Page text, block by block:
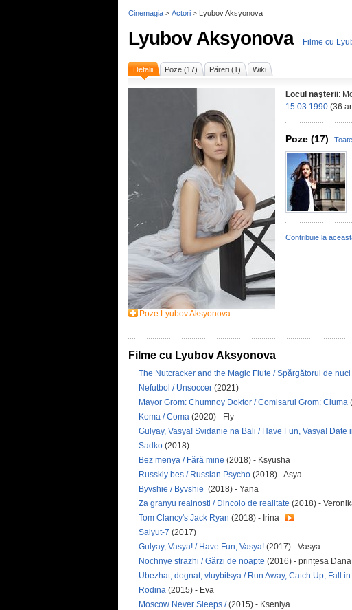
Lyubov Aksyonova Filme cu
Detalii Poze (17) Păreri (1) Wiki
Poze Lyubov Aksyonova
Locul naşterii:
15.03.1990 (36
Poze (17)
Contribuie la
Filme cu Lyubov Aksyonova
The Nutcracker and the Magic Flute / Spărgătorul de
Nefutbol / Unsoccer (2021)
Mayor Grom: Chumnoy Doktor / Comisarul Grom: Ciuma
Koma / Coma (2020) - Fly
Gulyay, Vasya! Svidanie na Bali / Have Fun, Vasya! Date
Sadko (2018)
Bez menya / Fără mine (2018) - Ksyusha
Russkiy bes / Russian Psycho (2018) - Asya
Byvshie / Byvshie (2018) - Yana
Za granyu realnosti / Dincolo de realitate (2018) -
Tom Clancy's Jack Ryan (2018) - Irina
Salyut-7 (2017)
Gulyay, Vasya! / Have Fun, Vasya! (2017) - Vasya
Nochnye strazhi / Gărzi de noapte (2016) - prințesa Dana
Ubezhat, dognat, vluybitsya / Run Away, Catch Up, Fall
Rodina (2015) - Eva
Moscow Never Sleeps /(2015) - Kseniya
Cinemagia > Actori > Lyubov Aksyonova